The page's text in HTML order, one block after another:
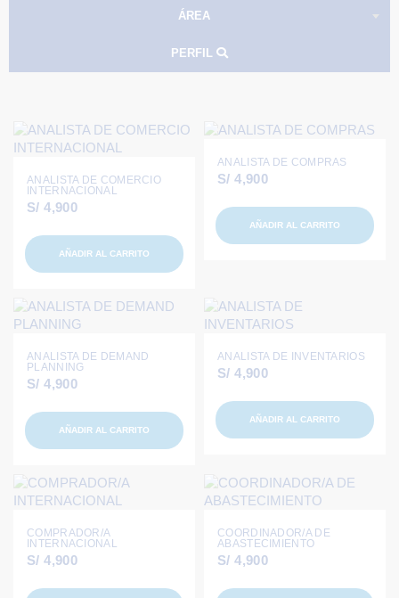
ÁREA
ANALISTA DE COMERCIO
INTERNACIONAL
S/ 4,900
AÑADIR AL CARRITO
ANALISTA DE COMPRAS
S/ 4,900
AÑADIR AL CARRITO
ANALISTA DE DEMAND
PLANNING
S/ 4,900
AÑADIR AL CARRITO
ANALISTA DE INVENTARIOS
S/ 4,900
AÑADIR AL CARRITO
COMPRADOR/A
INTERNACIONAL
S/ 4,900
COORDINADOR/A DE
ABASTECIMIENTO
S/ 4,900